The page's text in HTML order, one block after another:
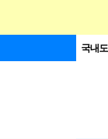
국내